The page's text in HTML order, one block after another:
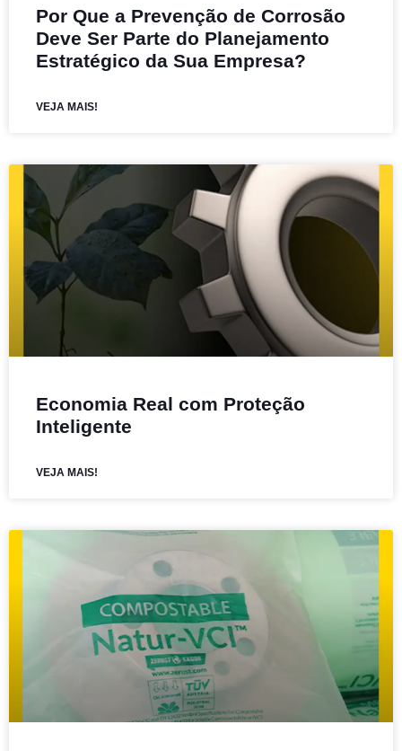
Por Que a Prevenção de Corrosão
Deve Ser Parte do Planejamento
Estratégico da Sua Empresa?
VEJA MAIS!
Economia Real com Proteção
Inteligente
VEJA MAIS!